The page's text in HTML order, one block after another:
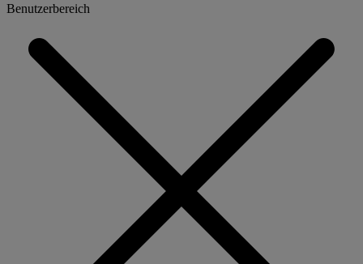
Benutzerbereich